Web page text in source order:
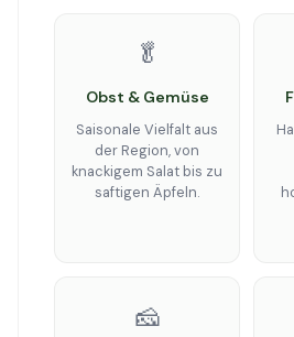
🥬
Obst & Gemüse
Saisonale Vielfalt aus
der Region, von
knackigem Salat bis zu
saftigen Äpfeln.
🧀